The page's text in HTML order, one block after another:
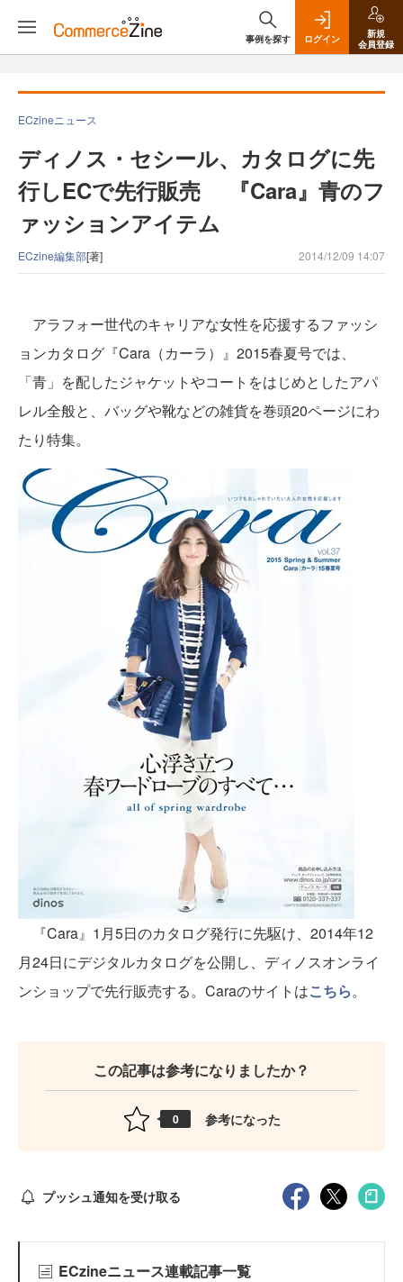
事例を探す ログイン
新規
会員登録
ECzineニュース
ディノス・セシール、カタログに先
行しECで先行販売 『Cara』青のフ
ァッションアイテム
ECzine編集部[著] 2014/12/09 14:07
アラフォー世代のキャリアな女性を応援するファッシ
ョンカタログ『Cara（カーラ）』2015春夏号では、
「青」を配したジャケットやコートをはじめとしたアパ
レル全般と、バッグや靴などの雑貨を巻頭20ページにわ
たり特集。
『Cara』1月5日のカタログ発行に先駆け、2014年12
月24日にデジタルカタログを公開し、ディノスオンライ
ンショップで先行販売する。Caraのサイトはこちら。
この記事は参考になりましたか？
0 参考になった
プッシュ通知を受け取る
ECzineニュース連載記事一覧